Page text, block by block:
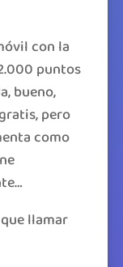
con la
puntos
bueno,
pero
como
llamar